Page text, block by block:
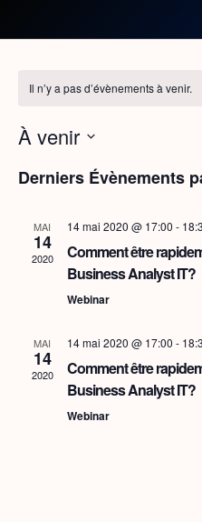
Il n’y a pas d’évènements à venir.
À venir
une
Derniers Évènements
MAI
14
2020
14 mai 2020 @ 17:00 -
Comment être
Business Analyst IT?
Webinar
MAI
14
2020
14 mai 2020 @ 17:00 -
Comment être
Business Analyst IT?
Webinar